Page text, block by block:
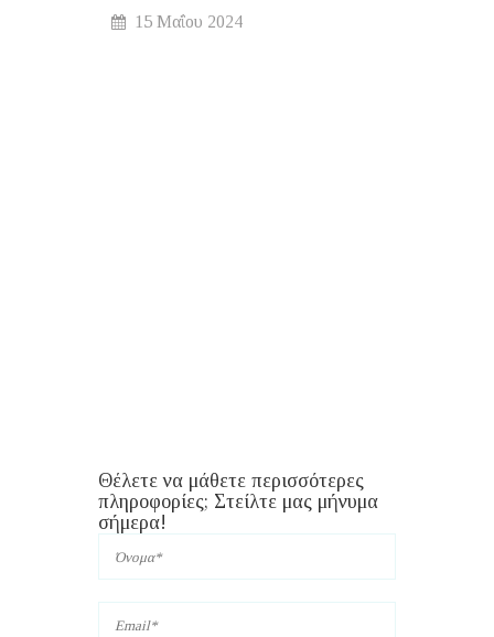
15 Μαΐου 2024
Θέλετε να μάθετε περισσότερες
πληροφορίες; Στείλτε μας μήνυμα
σήμερα!